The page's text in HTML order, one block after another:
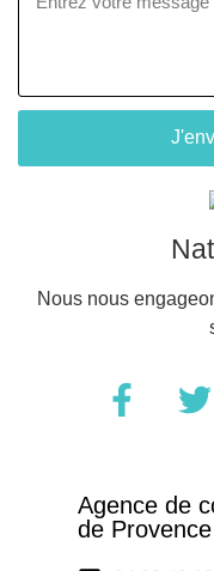
Nous nous
Agence de
de Provence